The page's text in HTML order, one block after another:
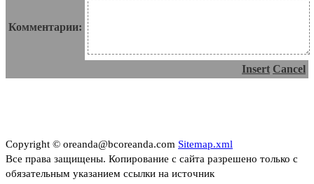
Комментарии:
Insert Cancel
Copyright © oreanda@bcoreanda.com Sitemap.xml
Все права защищены. Копирование с сайта разрешено только с
обязательным указанием ссылки на источник